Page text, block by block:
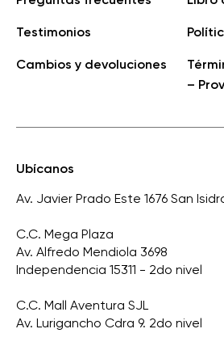
Testimonios
Cambios y devoluciones
–
Ubícanos
Av. Javier Prado Este 1676 San
C.C. Mega Plaza
Av. Alfredo Mendiola 3698
Independencia 15311 - 2do nivel
C.C. Mall Aventura SJL
Av. Lurigancho Cdra 9. 2do nivel